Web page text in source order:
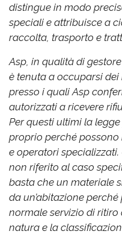
distingue in modo
speciali e attribuisce a
raccolta, trasporto e
Asp, in qualità di
è tenuta a occuparsi
presso i quali Asp
autorizzati a ricevere
Per questi ultimi la
proprio perché
e operatori
non riferito al caso
basta che un materiale
da un’abitazione
normale servizio di
natura e la